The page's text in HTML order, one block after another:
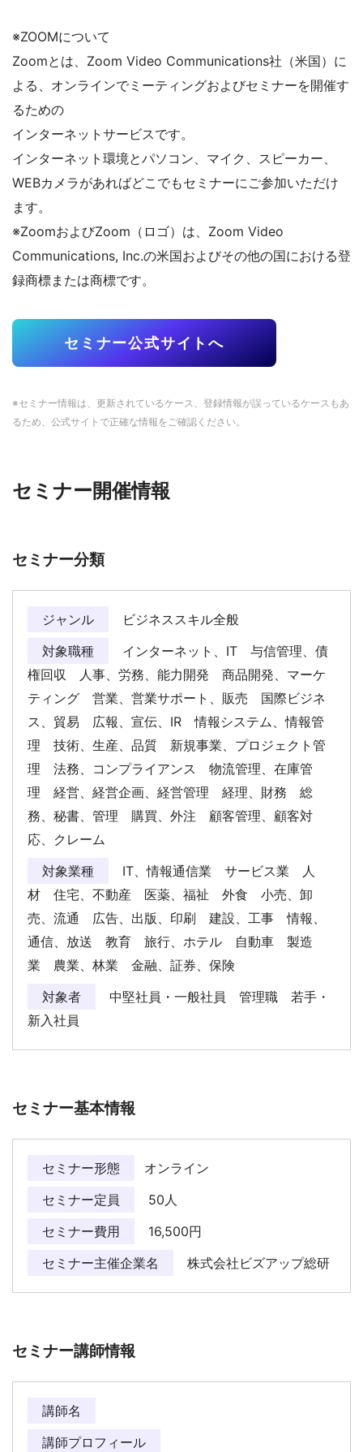
※ZOOMについて
Zoomとは、Zoom Video Communications社（米国）に
よる、オンラインでミーティングおよびセミナーを開催す
るための
インターネットサービスです。
インターネット環境とパソコン、マイク、スピーカー、
WEBカメラがあればどこでもセミナーにご参加いただけ
ます。
※ZoomおよびZoom（ロゴ）は、Zoom Video
Communications, Inc.の米国およびその他の国における登
録商標または商標です。
セミナー公式サイトへ
※セミナー情報は、更新されているケース、登録情報が誤っているケースもあ
るため、公式サイトで正確な情報をご確認ください。
セミナー開催情報
セミナー分類
ジャンル
ビジネススキル全般
対象職種
インターネット、IT 与信管理、債
権回収 人事、労務、能力開発 商品開発、マーケ
ティング 営業、営業サポート、販売 国際ビジネ
ス、貿易 広報、宣伝、IR 情報システム、情報管
理 技術、生産、品質 新規事業、プロジェクト管
理 法務、コンプライアンス 物流管理、在庫管
理 経営、経営企画、経営管理 経理、財務 総
務、秘書、管理 購買、外注 顧客管理、顧客対
応、クレーム
対象業種
IT、情報通信業 サービス業 人
材 住宅、不動産 医薬、福祉 外食 小売、卸
売、流通 広告、出版、印刷 建設、工事 情報、
通信、放送 教育 旅行、ホテル 自動車 製造
業 農業、林業 金融、証券、保険
対象者
中堅社員・一般社員 管理職 若手・
新入社員
セミナー基本情報
セミナー形態
オンライン
セミナー定員
50人
セミナー費用
16,500円
セミナー主催企業名
株式会社ビズアップ総研
セミナー講師情報
講師名
講師プロフィール